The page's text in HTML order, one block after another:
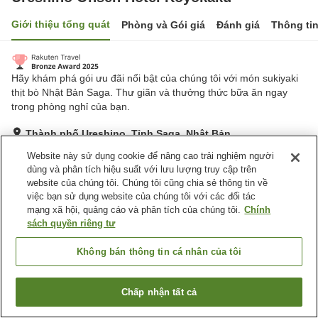
Giới thiệu tổng quát Phòng và Gói giá Đánh giá Thông
Hãy khám phá gói ưu đãi nổi bật của chúng tôi với món sukiyaki
thịt bò Nhật Bản Saga. Thư giãn và thưởng thức bữa ăn ngay
trong phòng nghỉ của bạn.
Thành phố Ureshino, Tỉnh Saga, Nhật Bản
Tuyệt vời Đánh giá:573 lượt
Tiện nghi chỗ nghỉ
Sảnh tiệc
Ureshino Onsen Hotel KoyokakuTìm phòng trống
Website này sử dụng cookie để nâng cao trải nghiệm người
dùng và phân tích hiệu suất với lưu lượng truy cập trên
website của chúng tôi. Chúng tôi cũng chia sẻ thông tin về
việc bạn sử dụng website của chúng tôi với các đối tác
mạng xã hội, quảng cáo và phân tích của chúng tôi. Chính
sách quyền riêng tư
Không bán thông tin cá nhân của tôi
Chấp nhận tất cả